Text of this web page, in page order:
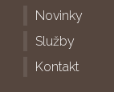
Novinky
Služby
Kontakt